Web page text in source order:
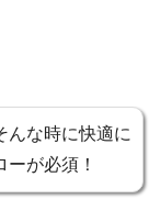
んな時に快適に
が必須！